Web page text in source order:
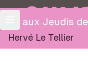
Lu aux Jeudis
Hervé Le Tellier